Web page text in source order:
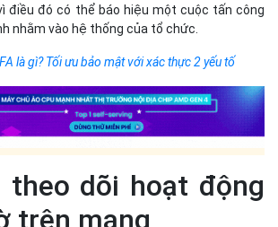
trên mạng
các chính sách truy cập và công cụ mật
những kẻ tấn công tinh vi vẫn luôn có thể tìm
vào hệ thống IT của doanh nghiệp. Lúc này
tự động mới có thể giám sát các liên lạc ra
chặn các cuộc tấn công lừa đảo tiềm ẩn gây
Các giải pháp này sẽ tận dụng DNS để
động độc hại nào trên mạng của doanh
vậy, nếu một nhân viên rơi vào một cuộc tấn
bảo mật đó có thể ngay lập tức phát hiện